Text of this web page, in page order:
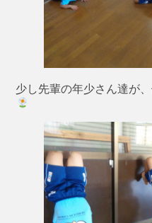
少し先輩の年少さん達が